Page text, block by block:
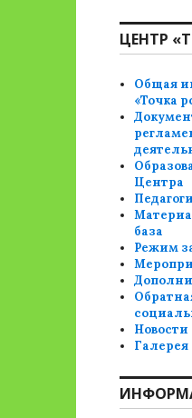
ЦЕНТР
Общая
«Точка
Центра
Педагоги
база
Режим
Новости
Галерея